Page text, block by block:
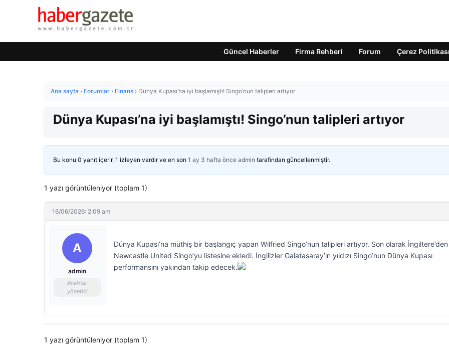
Güncel Haberler Firma Rehberi Forum Çerez Politikası
Ana sayfa › Forumlar › Finans › Dünya Kupası’na iyi başlamıştı! Singo’nun talipleri artıyor
Dünya Kupası’na iyi başlamıştı! Singo’nun talipleri artıyor
Bu konu 0 yanıt içerir, 1 izleyen vardır ve en son 1 ay 3 hafta önce admin tarafından güncellenmiştir.
1 yazı görüntüleniyor (toplam 1)
16/06/2026: 2:09 am
A
admin
Anahtar
yönetici
Dünya Kupası’na müthiş bir başlangıç yapan Wilfried Singo’nun talipleri artıyor. Son olarak İngiltere’den
Newcastle United Singo’yu listesine ekledi. İngilizler Galatasaray’ın yıldızı Singo’nun Dünya Kupası
performansını yakından takip edecek.
1 yazı görüntüleniyor (toplam 1)